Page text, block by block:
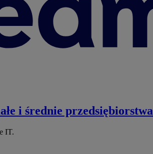
i średnie przedsiębiorstwa
IT.